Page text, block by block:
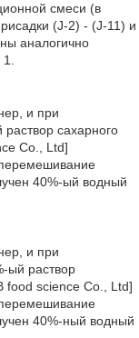
смеси (в
(J-2) - (J-11) и
аналогично
и при
сахарного
Co., Ltd]
40%-ый водный
и при
ый раствор
food science Co., Ltd]
40%-ный водный